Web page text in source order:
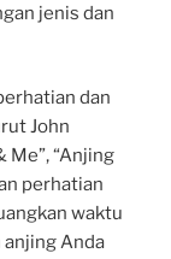
jenis dan
dan
John
Me”, “Anjing
perhatian
waktu
Anda